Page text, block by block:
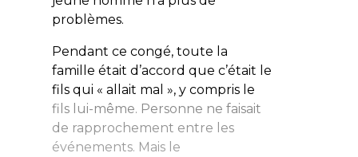
problèmes.
Pendant ce congé, toute la
famille était d’accord que c’était le
fils qui « allait mal », y compris le
fils lui-même. Personne ne faisait
de rapprochement entre les
événements. Mais le